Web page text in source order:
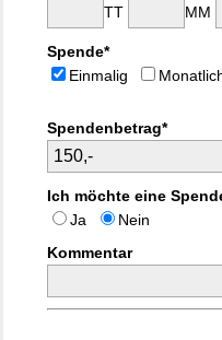
TT
MM
Spende*
Einmalig
Spendenbetrag*
Ich möchte eine
Ja
Nein
Kommentar